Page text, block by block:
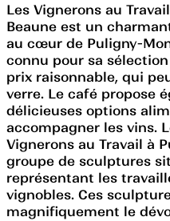
Les Vignerons au
Beaune est un
au cœur de Puligny-
connu pour sa
prix raisonnable, qui
verre. Le café propose
délicieuses options
accompagner les vins.
Vignerons au Travail à
groupe de sculptures
représentant les
vignobles. Ces
magnifiquement le